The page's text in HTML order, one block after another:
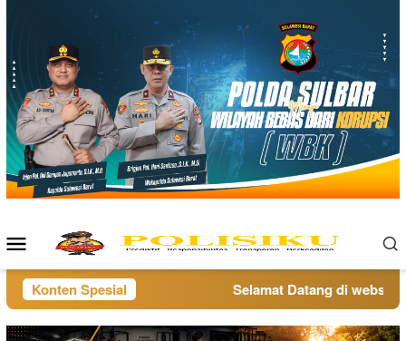
Menu
Mobile
Konten Spesial Selamat Datang di website